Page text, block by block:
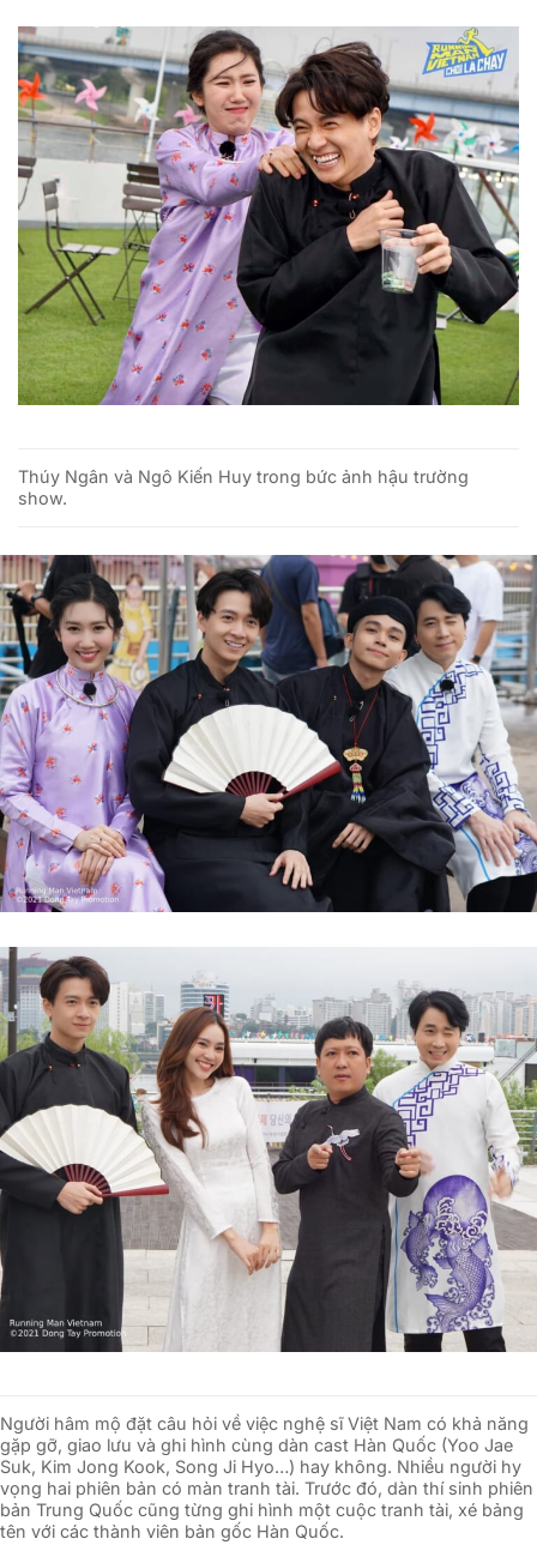
Thúy Ngân và Ngô Kiến Huy trong bức ảnh hậu trường
show.
Người hâm mộ đặt câu hỏi về việc nghệ sĩ Việt Nam có khả năng
gặp gỡ, giao lưu và ghi hình cùng dàn cast Hàn Quốc (Yoo Jae
Suk, Kim Jong Kook, Song Ji Hyo…) hay không. Nhiều người hy
vọng hai phiên bản có màn tranh tài. Trước đó, dàn thí sinh phiên
bản Trung Quốc cũng từng ghi hình một cuộc tranh tài, xé bảng
tên với các thành viên bản gốc Hàn Quốc.